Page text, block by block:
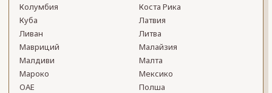
Колумбия
Коста Рика
Куба
Латвия
Ливан
Литва
Мавриций
Малайзия
Малдиви
Малта
Мароко
Мексико
ОАЕ
Полша